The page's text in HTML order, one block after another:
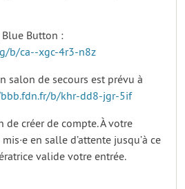
Blue Button :
b/ca--xgc-4r3-n8z
salon de secours est prévu à
b/khr-dd8-jgr-5if
de créer de compte. À votre
en salle d’attente jusqu’à ce
valide votre entrée.